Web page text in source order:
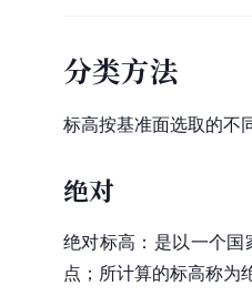
分类方法
标高按基准面选取的不
绝对
绝对标高：是以一个
点；所计算的标高称为